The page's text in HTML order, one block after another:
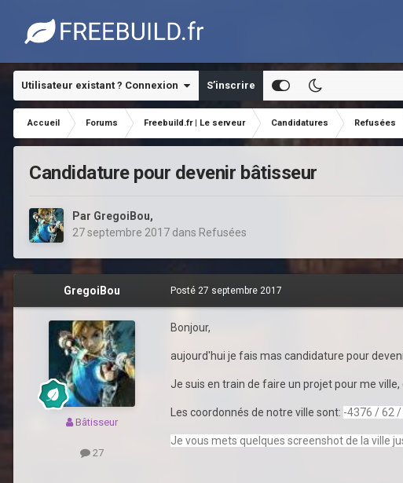
Utilisateur existant ? Connexion S’inscrire
Accueil Forums Freebuild.fr | Le serveur Candidatures Refusées
Candidature pour devenir bâtisseur
Par GregoiBou,
27 septembre 2017 dans Refusées
GregoiBou
Bâtisseur
27
Posté 27 septembre 2017
Bonjour,
aujourd'hui je fais mas candidature pour
Je suis en train de faire un projet pour me
Les coordonnés de notre ville sont: -4376 / 62
Je vous mets quelques screenshot de la ville